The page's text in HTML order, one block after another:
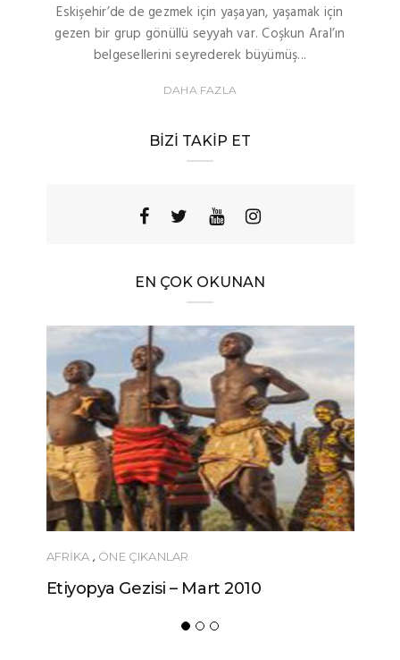
Eskişehir’de de gezmek için yaşayan, yaşamak için
gezen bir grup gönüllü seyyah var. Coşkun Aral’ın
belgesellerini seyrederek büyümüş...
DAHA FAZLA
BIZI TAKIP ET
EN ÇOK OKUNAN
AFRIKA , ÖNE ÇIKANLAR
Etiyopya Gezisi – Mart 2010